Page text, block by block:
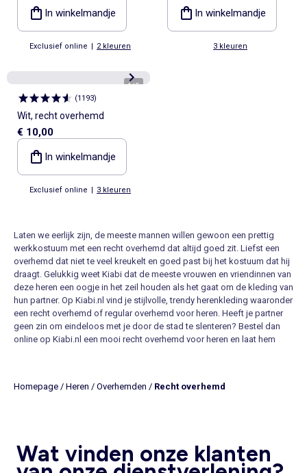
In winkelmandje
Exclusief online | 2 kleuren
In winkelmandje
3 kleuren
1/5
(1193)
Wit, recht overhemd
€ 10,00
In winkelmandje
Exclusief online | 3 kleuren
Laten we eerlijk zijn, de meeste mannen willen gewoon een prettig
werkkostuum met een recht overhemd dat altijd goed zit. Liefst een
overhemd dat niet te veel kreukelt en goed past bij het kostuum dat hij
draagt. Gelukkig weet Kiabi dat de meeste vrouwen en vriendinnen van
deze heren een oogje in het zeil houden als het gaat om de kleding van
hun partner. Op Kiabi.nl vind je stijlvolle, trendy herenkleding waaronder
een recht overhemd of regular overhemd voor heren. Heeft je partner
geen zin om eindeloos met je door de stad te slenteren? Bestel dan
online op Kiabi.nl een mooi recht overhemd voor heren en laat hem
een recht heren overhemd en hij blij omdat jij hem voorziet van hippe
Kijk op Kiabi.nl voor leuke overhemden voor heren. Een recht heren
overhemd dat lekker zit, liefst van katoen, want dit voorkomt nare
Homepage / Heren / Overhemden / Recht overhemd
Wat vinden onze klanten